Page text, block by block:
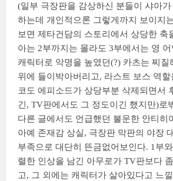
(일부 극장판을 감상하신 분들이 샤아
하는데 개인적으론 그렇게까지 보이지
보면 제타건담의 스토리에서 상당한 축
아는 2부까지는 몰라도 3부에서는 영
캐릭터로 악명을 높였던(?) 카츠는 찌질
위에 들이박아버리고, 라스트 보스 역
코도 에피소드가 상당부분 삭제되면서
긴, TV판에서도 그 정도이긴 했지만)로
다른 글에서도 언급했던 불운한 안티히
아예 존재감 상실, 극장판 막판의 야장
부족으로 대단히 뜬금없어보인다. 1부
렬한 인상을 남긴 아무로가 TV판보다
고, 그 외에는 캐릭터가 살아있다고 느